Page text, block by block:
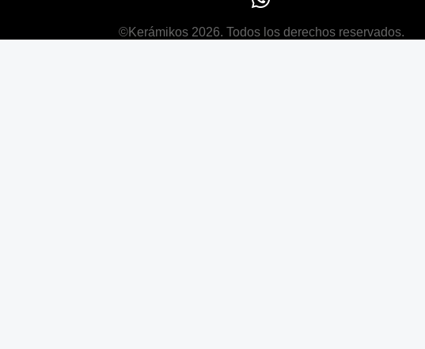
©Kerámikos 2026. Todos los derechos reservados.